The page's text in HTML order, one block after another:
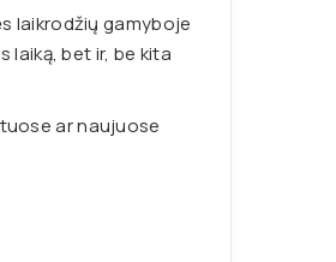
laikrodžių gamyboje
laiką, bet ir, be kita
ar naujuose